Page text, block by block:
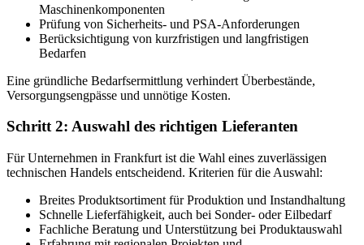
Maschinenkomponenten
Prüfung von Sicherheits- und PSA-Anforderungen
Berücksichtigung von kurzfristigen und langfristigen
Bedarfen
Eine gründliche Bedarfsermittlung verhindert Überbestände,
Versorgungsengpässe und unnötige Kosten.
Schritt 2: Auswahl des richtigen Lieferanten
Für Unternehmen in Frankfurt ist die Wahl eines zuverlässigen
technischen Handels entscheidend. Kriterien für die Auswahl:
Breites Produktsortiment für Produktion und Instandhaltung
Schnelle Lieferfähigkeit, auch bei Sonder- oder Eilbedarf
Fachliche Beratung und Unterstützung bei Produktauswahl